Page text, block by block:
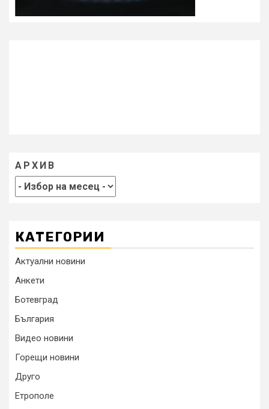
АРХИВ
КАТЕГОРИИ
Актуални новини
Анкети
Ботевград
България
Видео новини
Горещи новини
Друго
Етрополе